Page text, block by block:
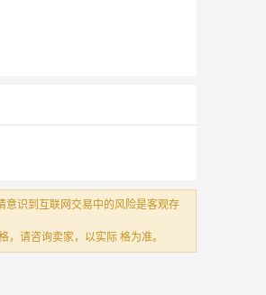
意识到互联网交易中的风险是客观存
请咨询卖家，以实际 格为准。